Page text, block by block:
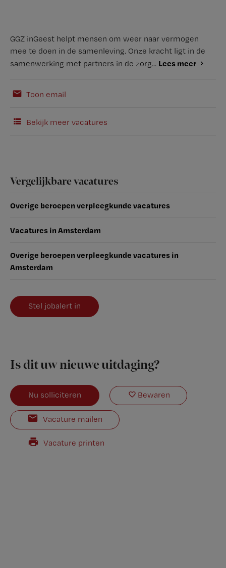
GGZ inGeest helpt mensen om weer naar vermogen
mee te doen in de samenleving. Onze kracht ligt in de
samenwerking met partners in de zorg... Lees meer
Toon email
Bekijk meer vacatures
Vergelijkbare vacatures
Overige beroepen verpleegkunde vacatures
Vacatures in Amsterdam
Overige beroepen verpleegkunde vacatures in
Amsterdam
Stel jobalert in
Is dit uw nieuwe uitdaging?
Nu solliciteren Bewaren
Vacature mailen
Vacature printen